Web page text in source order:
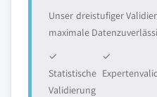
Unser dreistufiger
maximale
✓
Statistische
Validierung
✓